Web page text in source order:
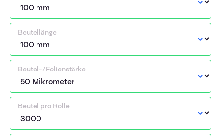
Beutellänge
Beutel-/Folienstärke
Beutel pro Rolle